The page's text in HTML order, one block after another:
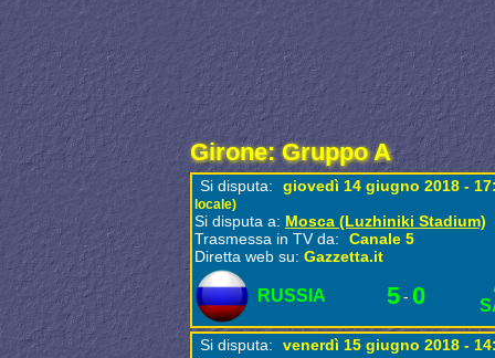
Girone: Gruppo A
Si disputa: giovedì 14 giugno 2018 -
locale)
Si disputa a: Mosca (Luzhiniki Stadium)
Trasmessa in TV da:
Canale 5
Diretta web su: Gazzetta.it
RUSSIA 5- 0
Si disputa: venerdì 15 giugno 2018 -